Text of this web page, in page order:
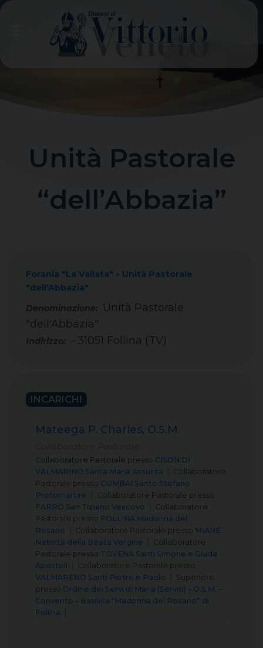
Unità Pastorale
“dell’Abbazia”
Forania "La Vallata" » Unità Pastorale
"dell'Abbazia"
Unità Pastorale
"dell'Abbazia"
Indirizzo: - 31051 Follina (TV)
INCARICHI
Mateega P. Charles, O.S.M.
Collaboratore Pastorale presso CISON DI
VALMARINO Santa Maria Assunta
Collaboratore
Pastorale presso COMBAI Santo Stefano
Protomartire
Collaboratore Pastorale presso
FARRÒ San Tiziano Vescovo
Collaboratore
Pastorale presso FOLLINA Madonna del
Rosario
Collaboratore Pastorale presso MIANE
Natività della Beata Vergine
Collaboratore
Pastorale presso TOVENA Santi Simone e Giuda
Apostoli
Collaboratore Pastorale presso
VALMARENO Santi Pietro e Paolo
Superiore
presso Ordine dei Servi di Maria (Serviti) – O.S.M. –
Convento – Basilica “Madonna del Rosario” di
Follina